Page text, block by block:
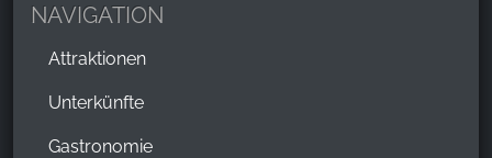
NAVIGATION
Attraktionen
Unterkünfte
Gastronomie